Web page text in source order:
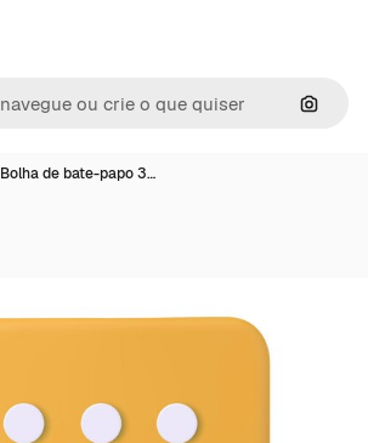
Bolha de bate-papo 3…